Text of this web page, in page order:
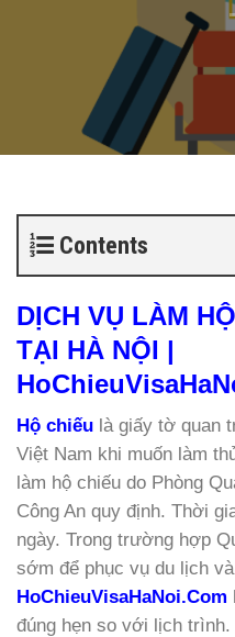
Contents
DỊCH VỤ LÀM
TẠI HÀ NỘI |
Hộ chiếu là giấy tờ quan
Việt Nam khi muốn làm
làm hộ chiếu do Phòng
Công An quy định. Thời
ngày. Trong trường hợp
sớm để phục vụ du lịch
HoChieuVisaHaNoi.Com
đúng hẹn so với lịch trình.